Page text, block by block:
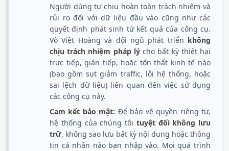
Người dùng tự chịu hoàn toàn trách nhiệm và
rủi ro đối với dữ liệu đầu vào cũng như các
quyết định phát sinh từ kết quả của công cụ.
Võ Việt Hoàng và đội ngũ phát triển không
chịu trách nhiệm pháp lýcho bất kỳ thiệt hại
trực tiếp, gián tiếp, hoặc tổn thất kinh tế nào
(bao gồm sụt giảm traffic, lỗi hệ thống, hoặc
sai lệch dữ liệu) liên quan đến việc sử dụng
các công cụ này.
Cam kết bảo mật: Để bảo vệ quyền riêng tư,
hệ thống của chúng tôi tuyệt đối không lưu
trữ, không sao lưu bất kỳ nội dung hoặc thông
tin cá nhân nào bạn nhập vào. Mọi quá trình